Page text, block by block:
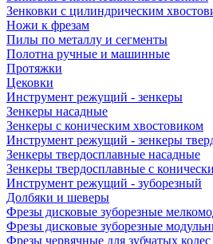
Зенковки с цилиндрическим
Ножи к фрезам
Пилы по металлу и сегменты
Полотна ручные и машинные
Протяжки
Цековки
Инструмент режущий - зенкеры
Зенкеры насадные
Зенкеры с коническим хвостовиком
Инструмент режущий - зенкеры
Зенкеры твердосплавные насадные
Зенкеры твердосплавные с
Инструмент режущий - зуборезный
Долбяки и шеверы
Фрезы дисковые зуборезные
Фрезы дисковые зуборезные
Фрезы червячные для зубчатых колес